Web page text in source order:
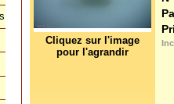
Cliquez sur l'image
pour l'agrandir